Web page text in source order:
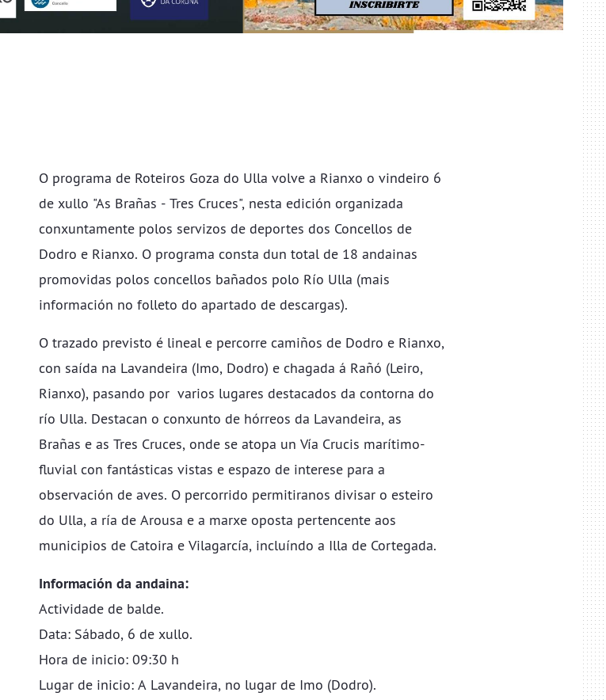
O programa de Roteiros Goza do Ulla volve a Rianxo o vindeiro 6
de xullo "As Brañas - Tres Cruces", nesta edición organizada
conxuntamente polos servizos de deportes dos Concellos de
Dodro e Rianxo. O programa consta dun total de 18 andainas
promovidas polos concellos bañados polo Río Ulla (mais
información no folleto do apartado de descargas).
O trazado previsto é lineal e percorre camiños de Dodro e Rianxo,
con saída na Lavandeira (Imo, Dodro) e chagada á Rañó (Leiro,
Rianxo), pasando por varios lugares destacados da contorna do
río Ulla. Destacan o conxunto de hórreos da Lavandeira, as
Brañas e as Tres Cruces, onde se atopa un Vía Crucis marítimo-
fluvial con fantásticas vistas e espazo de interese para a
observación de aves. O percorrido permitiranos divisar o esteiro
do Ulla, a ría de Arousa e a marxe oposta pertencente aos
municipios de Catoira e Vilagarcía, incluíndo a Illa de Cortegada.
Información da andaina:
​​​​​​Actividade de balde.
Data: Sábado, 6 de xullo.
Hora de inicio: 09:30 h
​​​​​​​Lugar de inicio: A Lavandeira, no lugar de Imo (Dodro).